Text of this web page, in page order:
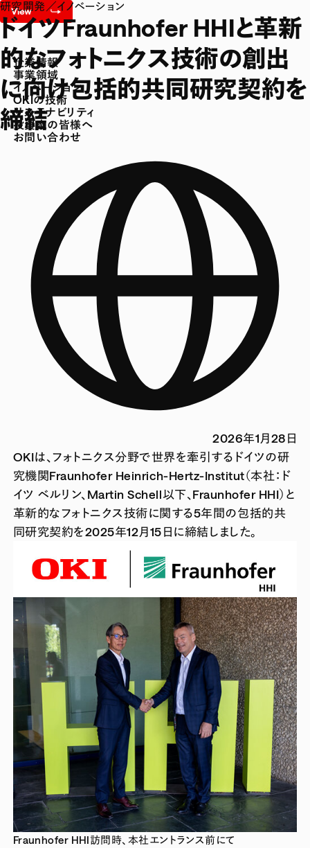
企業情報
事業領域
イノベーション
OKIの技術
サステナビリティ
投資家の皆様へ
お問い合わせ
研究開発／イノベーション
ドイツFraunhofer HHIと革新
的なフォトニクス技術の創出
に向け包括的共同研究契約を
締結
2026年1月28日
OKIは、フォトニクス分野で世界を牽引するドイツの研
究機関Fraunhofer Heinrich-Hertz-Institut（本社：ド
イツ ベルリン、Martin Schell以下、Fraunhofer HHI）と
革新的なフォトニクス技術に関する5年間の包括的共
同研究契約を2025年12月15日に締結しました。
Fraunhofer HHI訪問時、本社エントランス前にて